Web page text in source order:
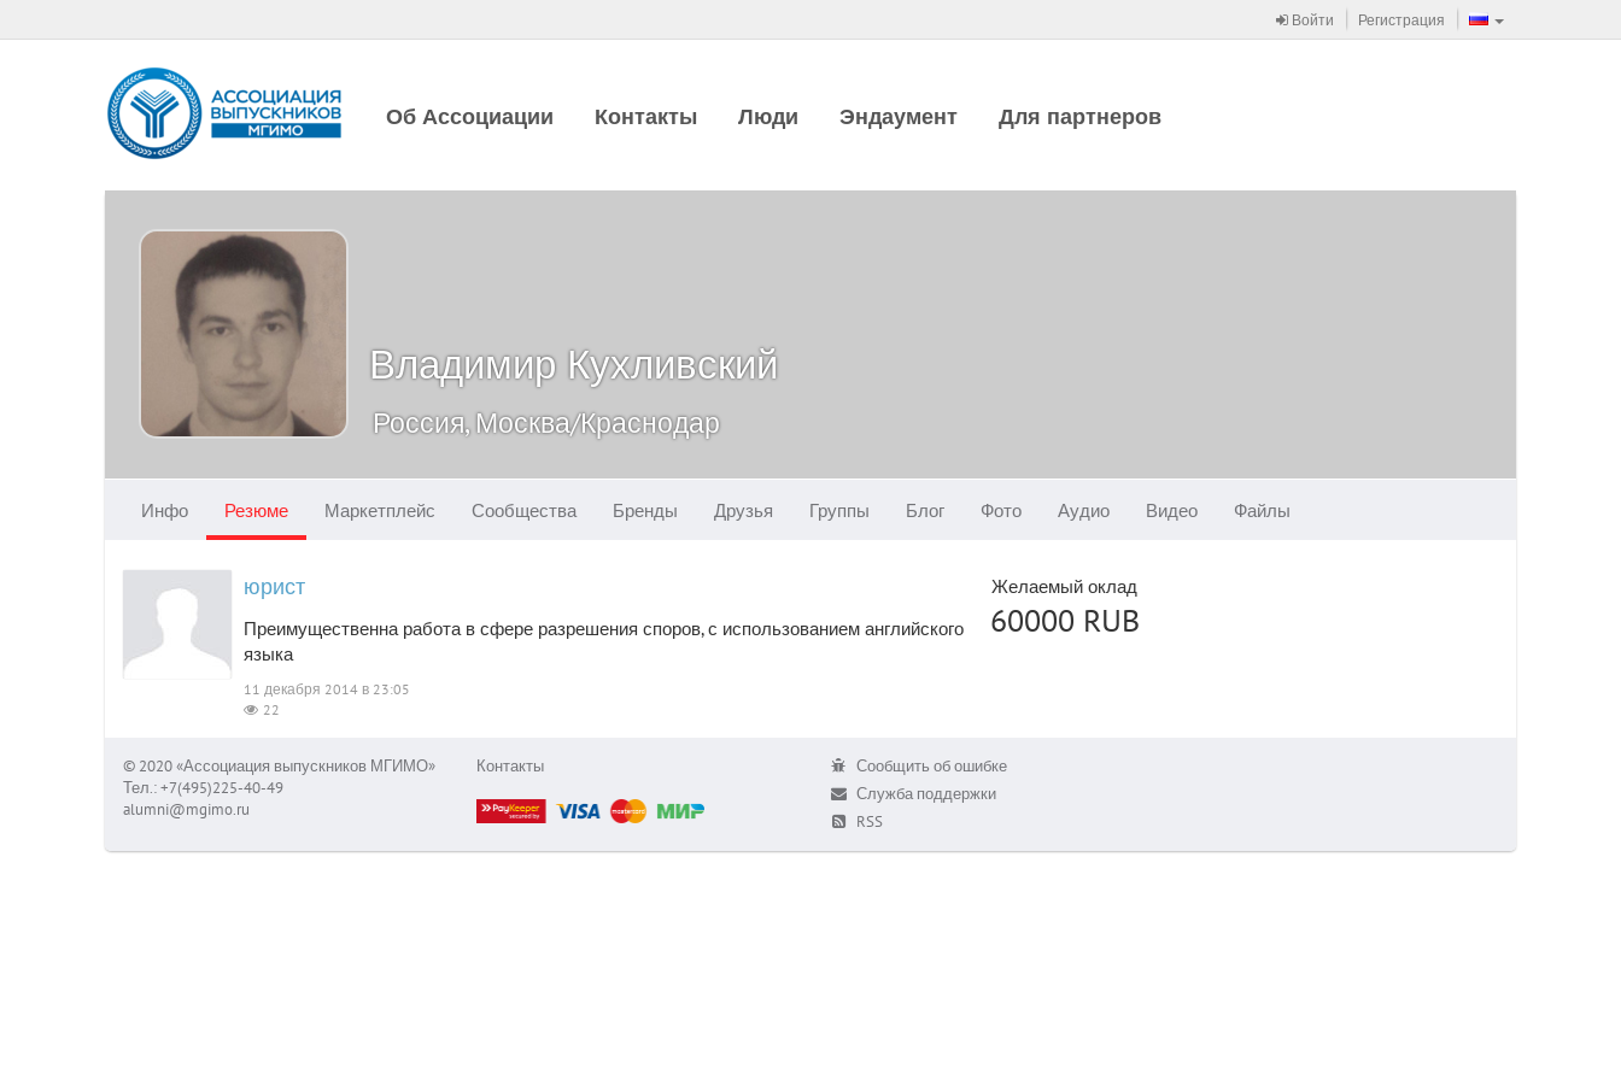
Войти Регистрация
Об Ассоциации Контакты Люди Эндаумент Для партнеров
Владимир Кухливский
Россия, Москва/Краснодар
Инфо Резюме Маркетплейс Сообщества Бренды Друзья Группы Блог Фото Аудио Видео Файлы
Желаемый оклад
60000 RUB
юрист
Преимущественна работа в сфере разрешения споров, с использованием английского
языка
11 декабря 2014 в 23:05
22
© 2020 «Ассоциация выпускников МГИМО»
Тел.: +7(495)225-40-49
alumni@mgimo.ru
Контакты
Сообщить об ошибке
Служба поддержки
RSS